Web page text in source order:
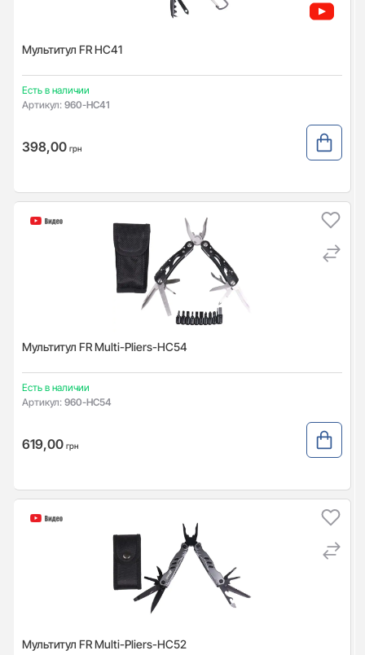
Мультитул FR HC41
Есть в наличии
Артикул: 960-HC41
398,00 грн
Мультитул FR Multi-Pliers-HC54
Есть в наличии
Артикул: 960-HC54
619,00 грн
Мультитул FR Multi-Pliers-HC52